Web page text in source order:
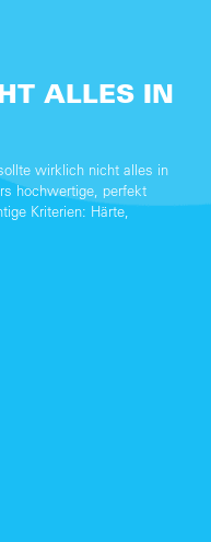
ALLES IN
wirklich nicht alles in
hochwertige, perfekt
Kriterien: Härte,